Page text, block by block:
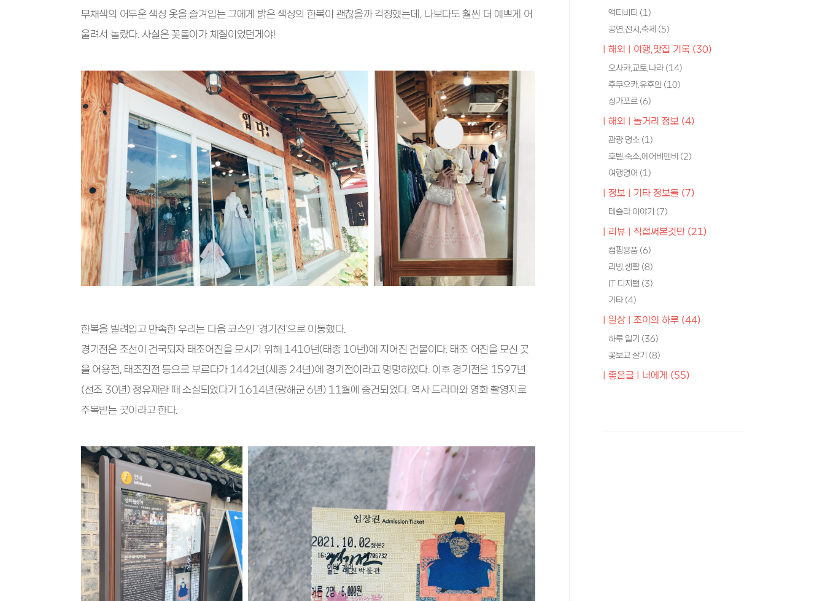
무채색의 어두운 색상 옷을 즐겨입는 그에게 밝은 색상의 한복이 괜찮을까 걱정했는데, 나보다도 훨씬 더 예쁘게 어
울려서 놀랐다. 사실은 꽃돌이가 체질이었던게야!
한복을 빌려입고 만족한 우리는 다음 코스인 '경기전'으로 이동했다.
경기전은 조선이 건국되자 태조어진을 모시기 위해 1410년(태종 10년)에 지어진 건물이다. 태조 어진을 모신 곳
을 어용전, 태조진전 등으로 부르다가 1442년(세종 24년)에 경기전이라고 명명하였다. 이후 경기전은 1597년
(선조 30년) 정유재란 때 소실되었다가 1614년(광해군 6년) 11월에 중건되었다. 역사 드라마와 영화 촬영지로
주목받는 곳이라고 한다.
액티비티 (1)
공연,전시,축제 (5)
| 해외 | 여행,맛집 기록 (30)
오사카,교토,나라 (14)
후쿠오카,유후인 (10)
싱가포르 (6)
| 해외 | 놀거리 정보 (4)
관광 명소 (1)
호텔,숙소,에어비엔비 (2)
여행영어 (1)
| 정보 | 기타 정보들 (7)
테슬라 이야기 (7)
| 리뷰 | 직접써본것만 (21)
캠핑용품 (6)
리빙,생활 (8)
IT 디지털 (3)
기타 (4)
| 일상 | 조이의 하루 (44)
하루 일기 (36)
꽃보고 살기 (8)
| 좋은글 | 너에게 (55)